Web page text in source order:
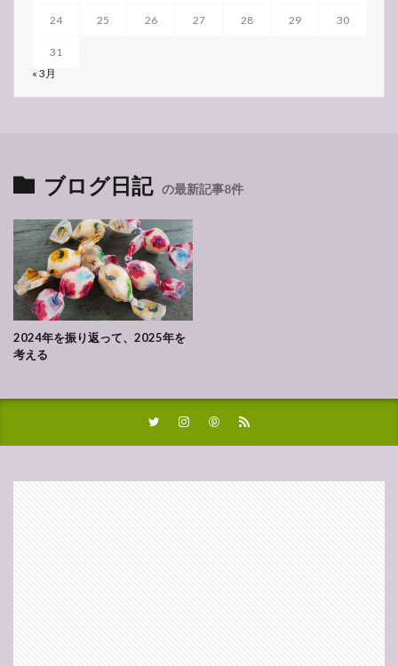
24 25 26 27 28 29 30
31
« 3月
ブログ日記 の最新記事8件
2024年を振り返って、2025年を
考える